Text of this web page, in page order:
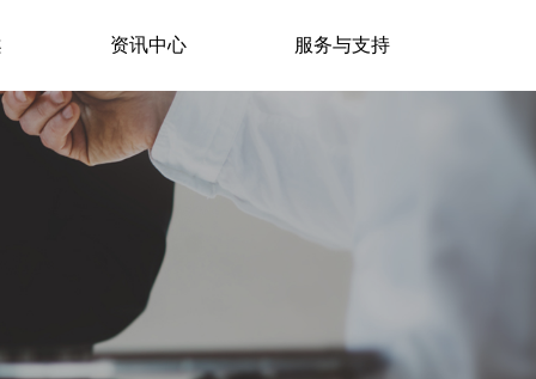
资讯中心 服务与支持